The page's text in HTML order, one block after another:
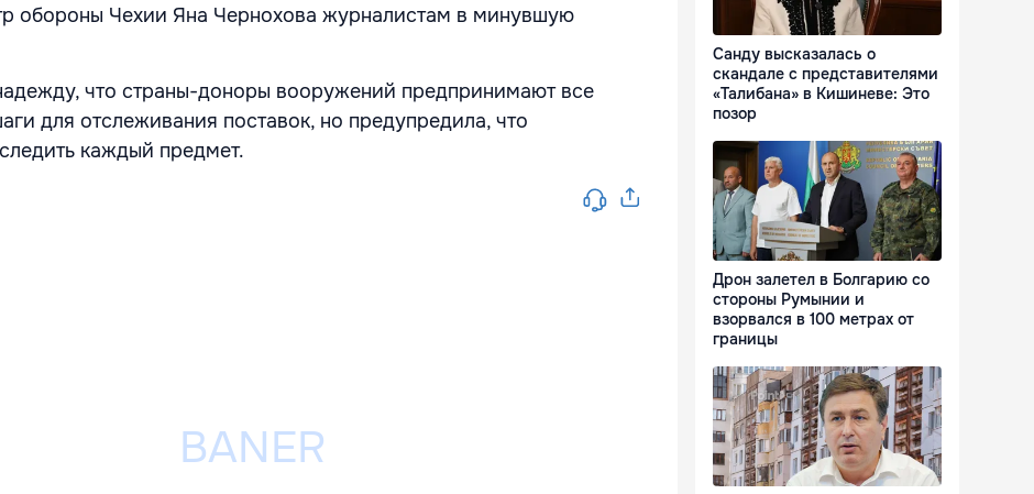
обороны Чехии Яна Чернохова журналистам в минувшую
что страны-доноры вооружений предпринимают все
для отслеживания поставок, но предупредила, что
каждый предмет.
Санду высказалась о
скандале с представителями
«Талибана» в Кишиневе: Это
позор
Дрон залетел в Болгарию со
стороны Румынии и
взорвался в 100 метрах от
границы